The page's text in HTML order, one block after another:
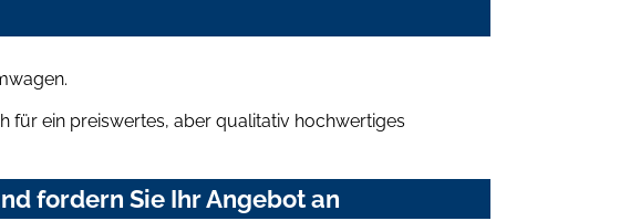
für ein preiswertes, aber qualitativ hochwertiges
fordern Sie Ihr Angebot an